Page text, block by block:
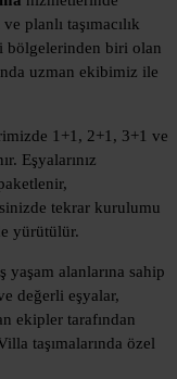
planlı taşımacılık
bölgelerinden biri olan
uzman ekibimiz ile
1+1, 2+1, 3+1 ve
Eşyalarınız
tekrar kurulumu
yürütülür.
yaşam alanlarına sahip
değerli eşyalar,
ekipler tarafından
taşımalarında özel